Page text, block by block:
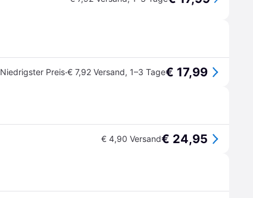
Niedrigster Preis·€ 7,92 Versand, 1–3 Tage€ 17,99
€ 4,90 Versand€ 24,95